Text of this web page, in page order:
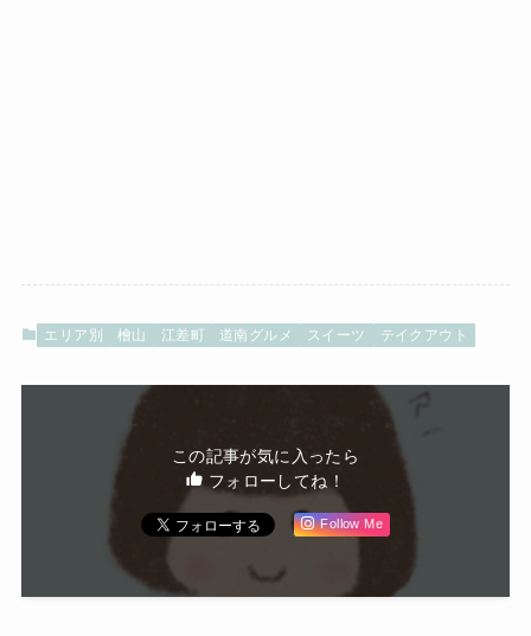
エリア別 檜山 江差町 道南グルメ スイーツ テイクアウト
この記事が気に入ったら
フォローしてね！
Follow Me